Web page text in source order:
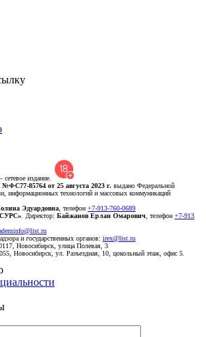
издание.
85764 от 25 августа 2023 г. выдано Федеральной
информационных технологий и массовых коммуникаций
Эдуардовна , телефон +7-913-760-0689
. Директор: Байжанов Ерлан Омарович , телефон +7-913
и государственных органов: irex@list.ru
Новосибирск, улица Полевая, 3
Новосибирск, ул. Разъездная, 10, цокольный этаж, офис 5.